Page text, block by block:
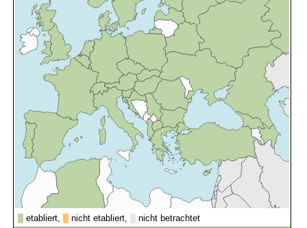
etabliert, nicht etabliert,
nicht betrachtet